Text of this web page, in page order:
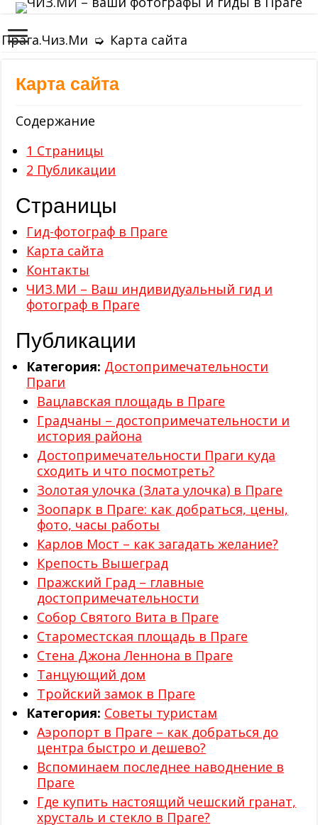
Прага.Чиз.Ми ➭ Карта сайта
Карта сайта
Содержание
1 Страницы
2 Публикации
Страницы
Гид-фотограф в Праге
Карта сайта
Контакты
ЧИЗ.МИ – Ваш индивидуальный гид и
фотограф в Праге
Публикации
Категория: Достопримечательности
Праги
Вацлавская площадь в Праге
Градчаны – достопримечательности и
история района
Достопримечательности Праги куда
сходить и что посмотреть?
Золотая улочка (Злата улочка) в Праге
Зоопарк в Праге: как добраться, цены,
фото, часы работы
Карлов Мост – как загадать желание?
Крепость Вышеград
Пражский Град – главные
достопримечательности
Собор Святого Вита в Праге
Староместская площадь в Праге
Стена Джона Леннона в Праге
Танцующий дом
Тройский замок в Праге
Категория: Советы туристам
Аэропорт в Праге – как добраться до
центра быстро и дешево?
Вспоминаем последнее наводнение в
Праге
Где купить настоящий чешский гранат,
хрусталь и стекло в Праге?